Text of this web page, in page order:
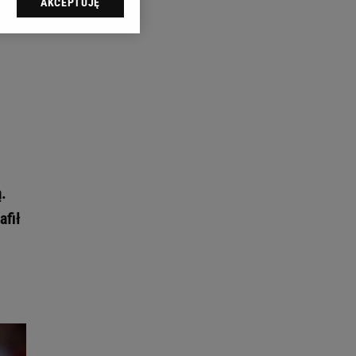
sp. z o.o., jej
swoje preferencje
celów identyfikacji.